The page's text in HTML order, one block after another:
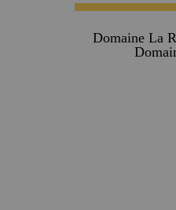
Domaine La